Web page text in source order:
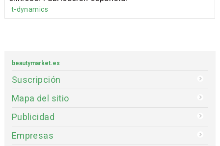
t-dynamics
beautymarket.es
Suscripción
Mapa del sitio
Publicidad
Empresas